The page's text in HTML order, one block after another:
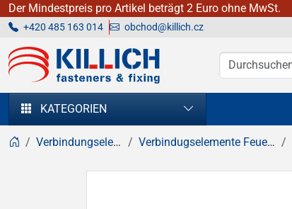
Der Mindestpreis pro Artikel beträgt 2 Euro ohne MwSt.
+420 485 163 014 obchod@killich.cz
KILLICH - Verbindungselemente
KATEGORIEN
Verbindungselemente Verbindugselemente Feuerverzinkt